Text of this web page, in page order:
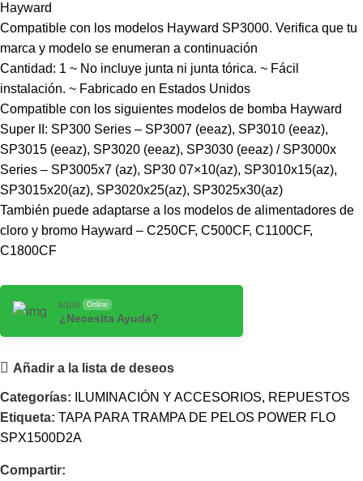
Hayward
Compatible con los modelos Hayward SP3000. Verifica que tu
marca y modelo se enumeran a continuación
Cantidad: 1 ~ No incluye junta ni junta tórica. ~ Fácil
instalación. ~ Fabricado en Estados Unidos
Compatible con los siguientes modelos de bomba Hayward
Super II: SP300 Series – SP3007 (eeaz), SP3010 (eeaz),
SP3015 (eeaz), SP3020 (eeaz), SP3030 (eeaz) / SP3000x
Series – SP3005x7 (az), SP30 07×10(az), SP3010x15(az),
SP3015x20(az), SP3020x25(az), SP3025x30(az)
También puede adaptarse a los modelos de alimentadores de
cloro y bromo Hayward – C250CF, C500CF, C1100CF,
C1800CF
aqua Online
¿Necesita Ayuda?
Añadir a la lista de deseos
Categorías: ILUMINACIÓN Y ACCESORIOS, REPUESTOS
Etiqueta: TAPA PARA TRAMPA DE PELOS POWER FLO
SPX1500D2A
Compartir: